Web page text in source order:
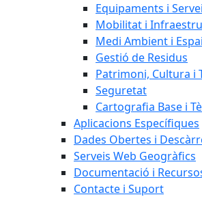
Equipaments i
Mobilitat i
Medi Ambient i
Gestió de Residus
Patrimoni, Cultura i
Seguretat
Cartografia Base i
Aplicacions Específiques
Dades Obertes i
Serveis Web Geogràfics
Documentació i
Contacte i Suport